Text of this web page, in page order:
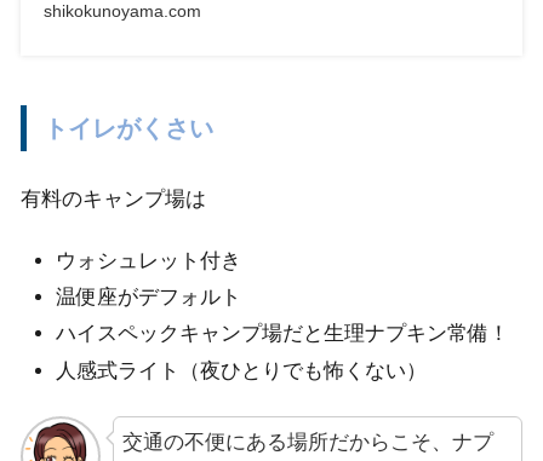
shikokunoyama.com
トイレがくさい
有料のキャンプ場は
ウォシュレット付き
温便座がデフォルト
ハイスペックキャンプ場だと生理ナプキン常備！
人感式ライト（夜ひとりでも怖くない）
交通の不便にある場所だからこそ、ナプ